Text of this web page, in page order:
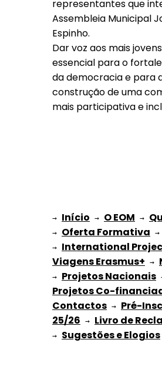
representantes que
Assembleia Municipal
Espinho.
Dar voz aos mais
essencial para o
da democracia e para
construção de uma
mais participativa e
→ Início → O EOM →
→ Oferta Formativa →
→ International
Viagens Erasmus+ →
→ Projetos Nacionais
Projetos Co-
Contactos → Pré-
25/26 → Livro de
→ Sugestões e Elogios